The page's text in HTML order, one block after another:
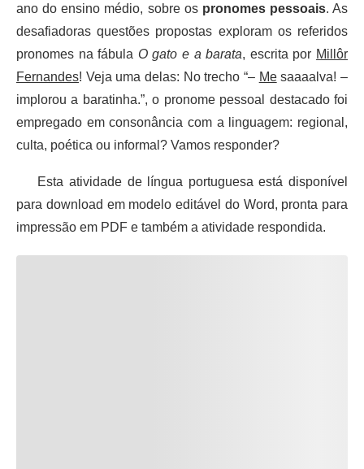
ano do ensino médio, sobre ospronomes pessoais. As
desafiadoras questões propostas exploram os referidos
pronomes na fábula O gato e a barata, escrita por Millôr
Fernandes! Veja uma delas: No trecho “– Mesaaaalva! –
implorou a baratinha.”, o pronome pessoal destacado foi
empregado em consonância com a linguagem: regional,
culta, poética ou informal? Vamos responder?
Esta atividade de língua portuguesa está disponível
para download em modelo editável do Word, pronta para
impressão em PDF e também a atividade respondida.